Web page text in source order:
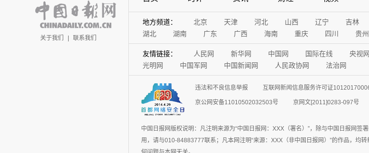
关于我们 | 联系我们
地方频道： 北京 天津 河北 山西 辽宁 吉林
湖北
湖南 广东 广西 海南 重庆 四川 贵州
友情链接： 人民网 新华网 中国网 国际在线 央视网
光明网
中国军网 中国新闻网 人民政协网 法治网
违法和不良信息举报 互联网新闻信息服务许可证
京公网安备11010502032503号 京网文[2011]0283-097号
中国日报网版权说明：凡注明来源为“中国日报网：XXX（署名）”，除与中国日报网
用，请与010-84883777联系；凡本网注明“来源：XXX（非中国日报网）”的作品，均